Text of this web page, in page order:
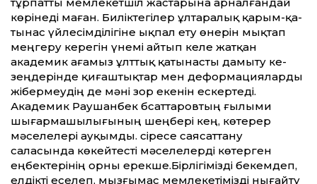
тұрпатты мемлекетшіл жастарына арналғандай
көрінеді маған. Биліктегілер ұлтаралық қарым-қа­
тынас үйлесімділігіне ықпал ету өнерін мықтап
меңгеру керегін үнемі айтып келе жатқан
академик ағамыз ұлттық қатынасты дамыту ке­
зеңдерінде қиғаштықтар мен дефор­мацияларды
жібермеудің де мәні зор екенін ескертеді.
Академик Раушанбек Әбсаттаров­тың ғылыми
шығармашылығының шеңбері кең, көтерер
мәселелері ауқымды. Әсіресе саясаттану
саласында көкейтесті мәселелерді көтерген
еңбектерінің орны ерекше.Бірлігімізді бекемдеп,
елдікті еселеп, мызғымас мемлекетімізді нығайту